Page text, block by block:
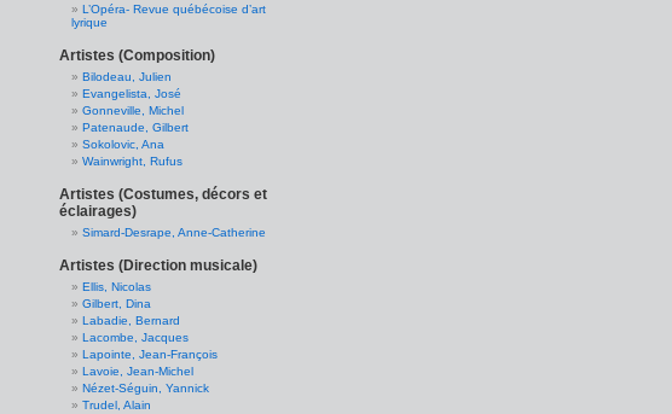
L’Opéra- Revue québécoise d’art
lyrique
Artistes (Composition)
Bilodeau, Julien
Evangelista, José
Gonneville, Michel
Patenaude, Gilbert
Sokolovic, Ana
Wainwright, Rufus
Artistes (Costumes, décors et
éclairages)
Simard-Desrape, Anne-Catherine
Artistes (Direction musicale)
Ellis, Nicolas
Gilbert, Dina
Labadie, Bernard
Lacombe, Jacques
Lapointe, Jean-François
Lavoie, Jean-Michel
Nézet-Séguin, Yannick
Trudel, Alain